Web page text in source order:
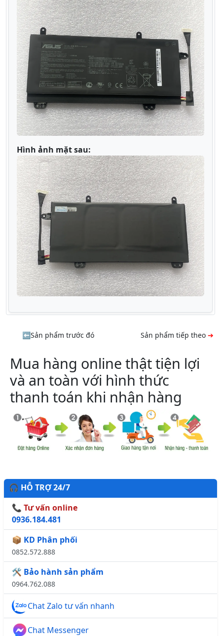
Hình ảnh mặt sau:
Sản phẩm trước đó Sản phẩm tiếp theo
Mua hàng online thật tiện lợi
và an toàn với hình thức
thanh toán khi nhận hàng
🎧 HỖ TRỢ 24/7
📞 Tư vấn online
0936.184.481
📦 KD Phân phối
0852.572.888
🛠️ Bảo hành sản phẩm
0964.762.088
Chat Zalo tư vấn nhanh
Chat Messenger